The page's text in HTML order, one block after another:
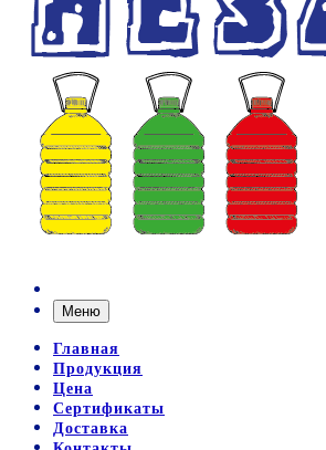
Меню
Главная
Продукция
Цена
Сертификаты
Доставка